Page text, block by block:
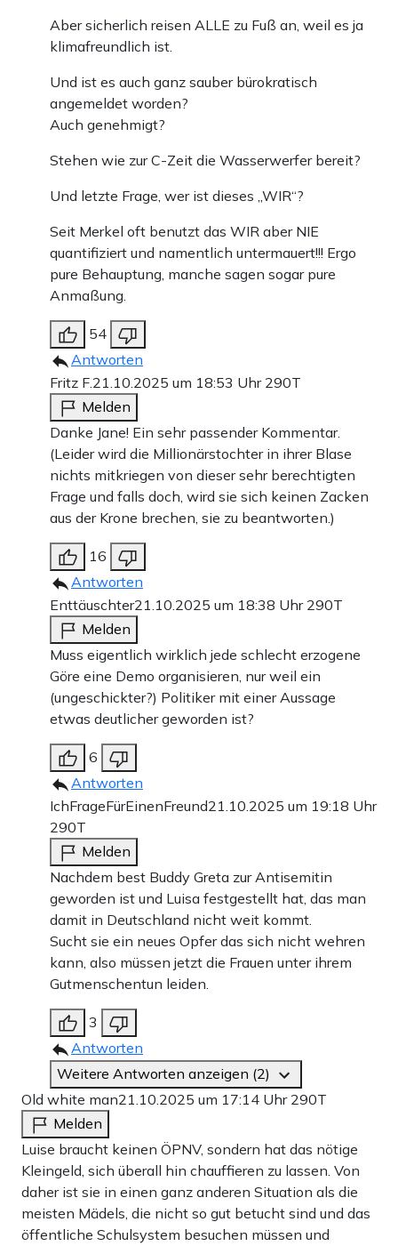
Aber sicherlich reisen ALLE zu Fuß an, weil es ja
klimafreundlich ist.
Und ist es auch ganz sauber bürokratisch
angemeldet worden?
Auch genehmigt?
Stehen wie zur C-Zeit die Wasserwerfer bereit?
Und letzte Frage, wer ist dieses „WIR“?
Seit Merkel oft benutzt das WIR aber NIE
quantifiziert und namentlich untermauert!!! Ergo
pure Behauptung, manche sagen sogar pure
Anmaßung.
54
Antworten
Fritz F.21.10.2025 um 18:53 Uhr 290T
Melden
Danke Jane! Ein sehr passender Kommentar.
(Leider wird die Millionärstochter in ihrer Blase
nichts mitkriegen von dieser sehr berechtigten
Frage und falls doch, wird sie sich keinen Zacken
aus der Krone brechen, sie zu beantworten.)
16
Antworten
Enttäuschter21.10.2025 um 18:38 Uhr 290T
Melden
Muss eigentlich wirklich jede schlecht erzogene
Göre eine Demo organisieren, nur weil ein
(ungeschickter?) Politiker mit einer Aussage
etwas deutlicher geworden ist?
6
Antworten
IchFrageFürEinenFreund21.10.2025 um 19:18 Uhr
290T
Melden
Nachdem best Buddy Greta zur Antisemitin
geworden ist und Luisa festgestellt hat, das man
damit in Deutschland nicht weit kommt.
Sucht sie ein neues Opfer das sich nicht wehren
kann, also müssen jetzt die Frauen unter ihrem
Gutmenschentun leiden.
3
Antworten
Weitere Antworten anzeigen (2)
Old white man21.10.2025 um 17:14 Uhr 290T
Melden
Luise braucht keinen ÖPNV, sondern hat das nötige
Kleingeld, sich überall hin chauffieren zu lassen. Von
daher ist sie in einen ganz anderen Situation als die
meisten Mädels, die nicht so gut betucht sind und das
öffentliche Schulsystem besuchen müssen und